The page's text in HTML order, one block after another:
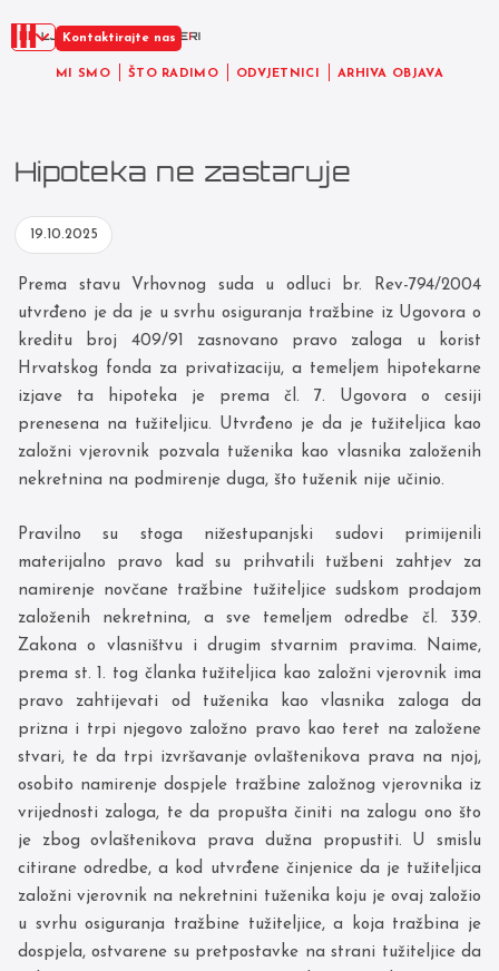
MI SMO ŠTO RADIMO ODVJETNICI ARHIVA OBJAVA
Kontaktirajte nas
Hipoteka ne zastaruje
19.10.2025
Prema stavu Vrhovnog suda u odluci br. Rev-794/2004
utvrđeno je da je u svrhu osiguranja tražbine iz Ugovora o
kreditu broj 409/91 zasnovano pravo zaloga u korist
Hrvatskog fonda za privatizaciju, a temeljem hipotekarne
izjave ta hipoteka je prema čl. 7. Ugovora o cesiji
prenesena na tužiteljicu. Utvrđeno je da je tužiteljica kao
založni vjerovnik pozvala tuženika kao vlasnika založenih
nekretnina na podmirenje duga, što tuženik nije učinio.
Pravilno su stoga nižestupanjski sudovi primijenili
materijalno pravo kad su prihvatili tužbeni zahtjev za
namirenje novčane tražbine tužiteljice sudskom prodajom
založenih nekretnina, a sve temeljem odredbe čl. 339.
Zakona o vlasništvu i drugim stvarnim pravima. Naime,
prema st. 1. tog članka tužiteljica kao založni vjerovnik ima
pravo zahtijevati od tuženika kao vlasnika zaloga da
prizna i trpi njegovo založno pravo kao teret na založene
stvari, te da trpi izvršavanje ovlaštenikova prava na njoj,
osobito namirenje dospjele tražbine založnog vjerovnika iz
vrijednosti zaloga, te da propušta činiti na zalogu ono što
je zbog ovlaštenikova prava dužna propustiti. U smislu
citirane odredbe, a kod utvrđene činjenice da je tužiteljica
založni vjerovnik na nekretnini tuženika koju je ovaj založio
u svrhu osiguranja tražbine tužiteljice, a koja tražbina je
dospjela, ostvarene su pretpostavke na strani tužiteljice da